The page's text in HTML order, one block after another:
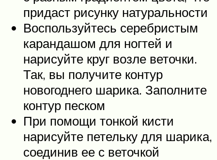
придаст рисунку натуральности
Воспользуйтесь серебристым
карандашом для ногтей и
нарисуйте круг возле веточки.
Так, вы получите контур
новогоднего шарика. Заполните
контур песком
При помощи тонкой кисти
нарисуйте петельку для шарика,
соединив ее с веточкой